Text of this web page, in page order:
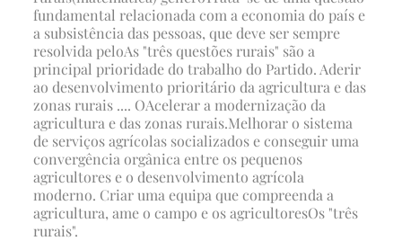
fundamental relacionada com a economia do país e
a subsistência das pessoas, que deve ser sempre
resolvida peloAs "três questões rurais" são a
principal prioridade do trabalho do Partido. Aderir
ao desenvolvimento prioritário da agricultura e das
zonas rurais .... OAcelerar a modernização da
agricultura e das zonas rurais.Melhorar o sistema
de serviços agrícolas socializados e conseguir uma
convergência orgânica entre os pequenos
agricultores e o desenvolvimento agrícola
moderno. Criar uma equipa que compreenda a
agricultura, ame o campo e os agricultoresOs "três
rurais".